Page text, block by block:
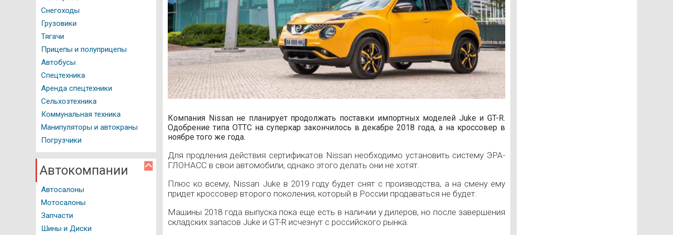
Снегоходы
Грузовики
Тягачи
Прицепы и полуприцепы
Автобусы
Спецтехника
Аренда спецтехники
Сельхозтехника
Коммунальная техника
Манипуляторы и автокраны
Погрузчики
Автокомпании
Автосалоны
Мотосалоны
Запчасти
Шины и Диски
Компания Nissan не планирует продолжать поставки импортных моделей Juke и GT-R.
Одобрение типа ОТТС на суперкар закончилось в декабре 2018 года, а на кроссовер в
ноябре того же года.
Для продления действия сертификатов Nissan необходимо установить систему ЭРА-
ГЛОНАСС в свои автомобили, однако этого делать они не хотят.
Плюс ко всему, Nissan Juke в 2019 году будет снят с производства, а на смену ему
придет кроссовер второго поколения, который в России продаваться не будет.
Машины 2018 года выпуска пока еще есть в наличии у дилеров, но после завершения
складских запасов Juke и GT-R исчезнут с российского рынка.
Как это работает
Автомойки
Автостоянки
Автозаправочные станции
Нотариальные конторы
Регистрация ТС
Техосмотр
Справочник мотоциклиста
История автомобиля
Вопрос - Ответ
Авторейтинги